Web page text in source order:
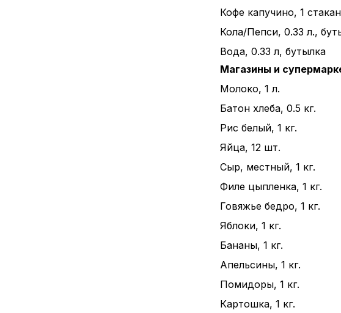
Кофе капучино, 1 стакан
Кола/Пепси, 0.33 л.,
Вода, 0.33 л, бутылка
Магазины и
Молоко, 1 л.
Батон хлеба, 0.5 кг.
Рис белый, 1 кг.
Яйца, 12 шт.
Сыр, местный, 1 кг.
Филе цыпленка, 1 кг.
Говяжье бедро, 1 кг.
Яблоки, 1 кг.
Бананы, 1 кг.
Апельсины, 1 кг.
Помидоры, 1 кг.
Картошка, 1 кг.